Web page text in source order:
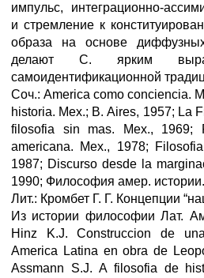
импульс, интеграционно-
и стремление к
образа на основе диффузных
делают С. ярким
самоидентификационной
Соч.: America como conciencia.
historia. Мех.; В. Aires, 1957; La
filosofia sin mas. Мех., 1969;
americana. Мех., 1978;
1987; Discurso desde la
1990; Философия амер.
Лит.: Кромбет Г. Г. Концепции
Из истории философии Лат.
Hinz K.J. Construccion de
America Latina en obra de
Assmann S.J. A filosofia de